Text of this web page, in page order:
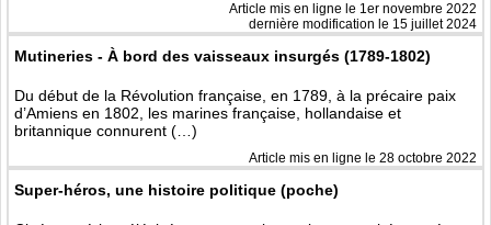
Article mis en ligne le 1er novembre 2022
dernière modification le 15 juillet 2024
Mutineries - À bord des vaisseaux insurgés (1789-1802)
Du début de la Révolution française, en 1789, à la précaire paix
d’Amiens en 1802, les marines française, hollandaise et
britannique connurent (…)
Article mis en ligne le 28 octobre 2022
Super-héros, une histoire politique (poche)